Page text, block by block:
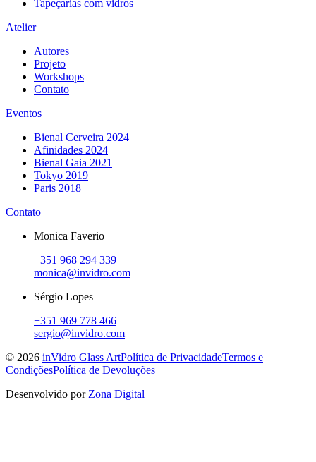
Tapeçarias com vidros
Atelier
Autores
Projeto
Workshops
Contato
Eventos
Bienal Cerveira 2024
Afinidades 2024
Bienal Gaia 2021
Tokyo 2019
Paris 2018
Contato
Monica Faverio
+351 968 294 339
monica@invidro.com
Sérgio Lopes
+351 969 778 466
sergio@invidro.com
© 2026 inVidro Glass ArtPolítica de PrivacidadeTermos e
CondiçõesPolítica de Devoluções
Desenvolvido por Zona Digital